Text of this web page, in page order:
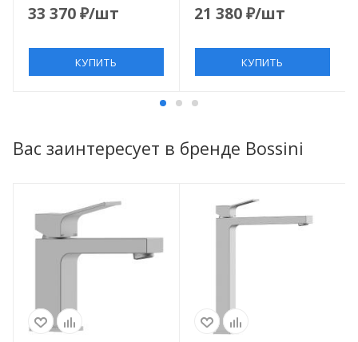
33 370₽/шт
КУПИТЬ
21 380₽/шт
КУПИТЬ
Вас заинтересует в бренде Bossini